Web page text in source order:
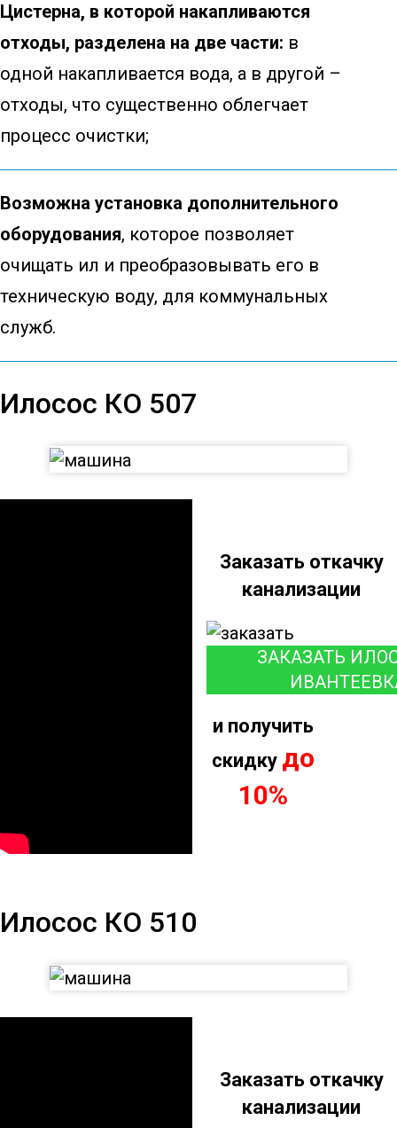
Цистерна, в которой накапливаются
отходы, разделена на две части: в
одной накапливается вода, а в другой –
отходы, что существенно облегчает
процесс очистки;
Возможна установка дополнительного
оборудования, которое позволяет
очищать ил и преобразовывать его в
техническую воду, для коммунальных
служб.
Илосос КО 507
Заказать откачку
канализации
ЗАКАЗАТЬ
и получить
скидку до
10%
Илосос КО 510
Заказать откачку
канализации